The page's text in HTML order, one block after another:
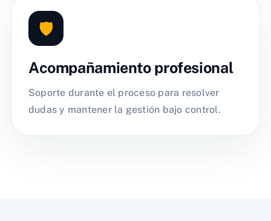
🛡️
Acompañamiento profesional
Soporte durante el proceso para resolver
dudas y mantener la gestión bajo control.